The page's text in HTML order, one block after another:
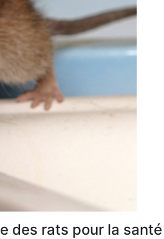
des rats pour la santé